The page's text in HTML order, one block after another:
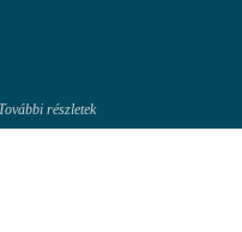
részletek